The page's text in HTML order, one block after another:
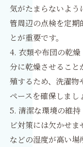
気がたまらないよ
管周辺の点検を定期
とが重要です。
4. 衣類や布団の乾
分に乾燥させること
殖するため、洗濯物
ペースを確保しまし
5. 清潔な環境の維
ビ対策には欠かせ
などの湿度が高い